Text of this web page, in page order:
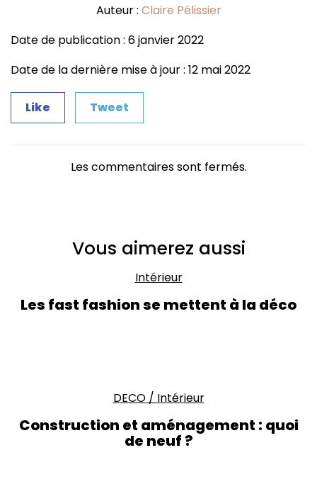
Auteur : Claire Pélissier
Date de publication : 6 janvier 2022
Date de la dernière mise à jour : 12 mai 2022
Like Tweet
Les commentaires sont fermés.
Vous aimerez aussi
Intérieur
Les fast fashion se mettent à la déco
DECO/ Intérieur
Construction et aménagement : quoi
de neuf ?